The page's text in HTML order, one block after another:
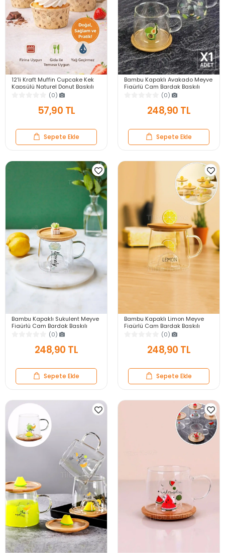
12’li Kraft Muffin Cupcake Kek
Kapsülü Naturel Donut Baskılı
Kalıp Konsept Airfryer ve Fırın
(0)
57,90 TL
Sepete Ekle
Bambu Kapaklı Avakado Meyve
Figürlü Cam Bardak Baskılı
Meşrubat Kupası Termisil Çay
Bardağı 280 ml.
(0)
248,90 TL
Sepete Ekle
Bambu Kapaklı Sukulent Meyve
Figürlü Cam Bardak Baskılı
Meşrubat Kupası Termisil Çay
Bardağı 280 ml.
(0)
248,90 TL
Sepete Ekle
Bambu Kapaklı Limon Meyve
Figürlü Cam Bardak Baskılı
Meşrubat Kupası Termisil Çay
Bardağı 280 ml.
(0)
248,90 TL
Sepete Ekle